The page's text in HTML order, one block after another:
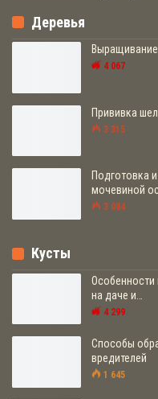
Деревья
4 067
Прививка
3 315
Подготовка
мочевиной
3 084
Кусты
Особенности
на даче и…
4 299
Способы
вредителей
1 645